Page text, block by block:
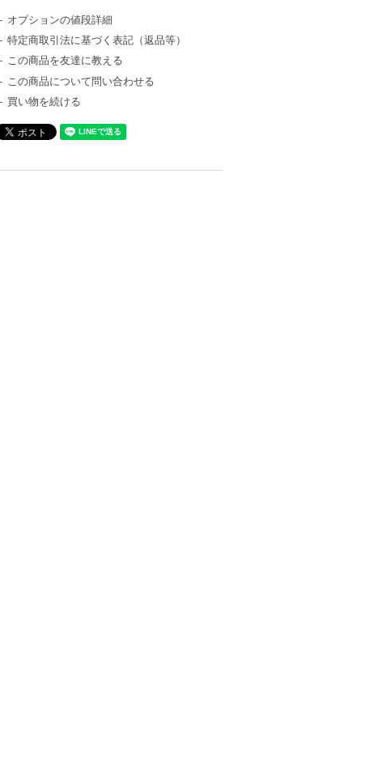
オプションの値段詳細
特定商取引法に基づく表記（返品等）
この商品を友達に教える
この商品について問い合わせる
買い物を続ける